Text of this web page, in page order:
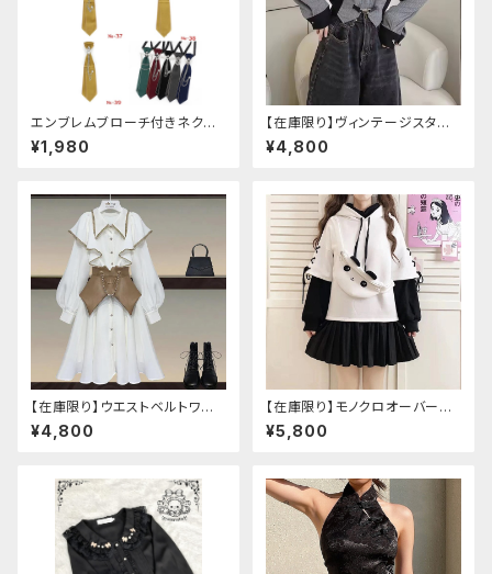
エンブレムブローチ付きネクタ
イ(イエロー)
¥1,980
【在庫限り】ヴィンテージスタイ
ルバックルベルトシャツ
¥4,800
【在庫限り】ウエストベルトワン
ピースセットアップ（Mサイズ
¥4,800
【在庫限り】モノクロオーバーサ
イズパンダパーカー
¥5,800